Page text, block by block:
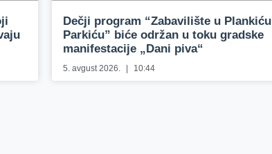
Dečji program “Zabavilište u Plankiću
Parkiću” biće održan u toku gradske
manifestacije „Dani piva“
5. avgust 2026. 10:44